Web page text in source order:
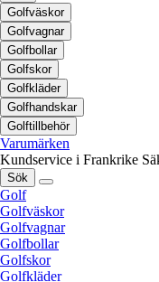
Golfväskor
Golfvagnar
Golfbollar
Golfskor
Golfkläder
Golfhandskar
Golftillbehör
Varumärken
Kundservice i Frankrike
Sök
Golf
Golfväskor
Golfvagnar
Golfbollar
Golfskor
Golfkläder